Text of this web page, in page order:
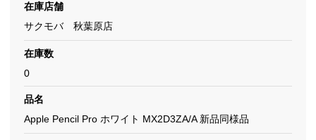
在庫店舗
サクモバ 秋葉原店
在庫数
0
品名
Apple Pencil Pro ホワイト MX2D3ZA/A 新品同様品